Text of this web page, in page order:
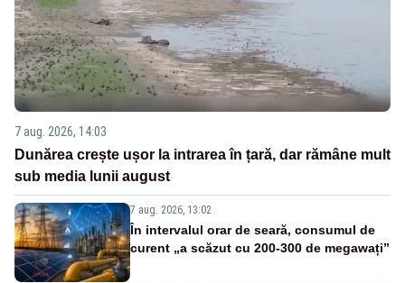
7 aug. 2026, 14:03
Dunărea crește ușor la intrarea în țară, dar rămâne mult
sub media lunii august
7 aug. 2026, 13:02
În intervalul orar de seară, consumul de
curent „a scăzut cu 200-300 de megawați”